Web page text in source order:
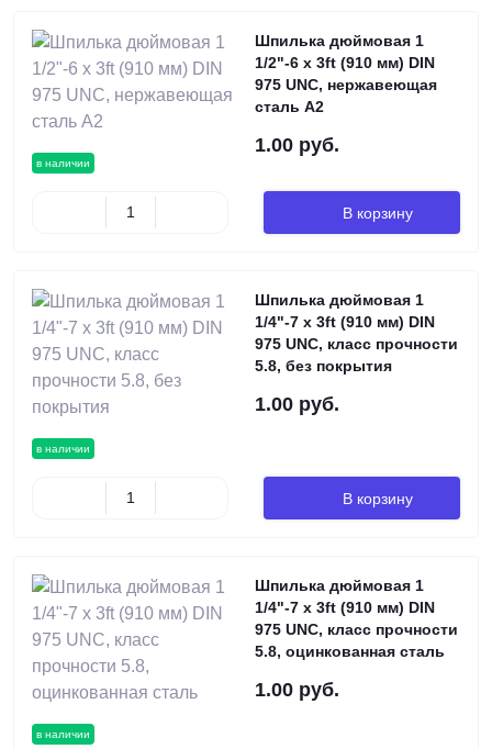
в наличии
Шпилька дюймовая 1
1/2"-6 х 3ft (910 мм) DIN
975 UNC, нержавеющая
сталь А2
1.00 руб.
В корзину
в наличии
Шпилька дюймовая 1
1/4"-7 х 3ft (910 мм) DIN
975 UNC, класс прочности
5.8, без покрытия
1.00 руб.
В корзину
в наличии
Шпилька дюймовая 1
1/4"-7 х 3ft (910 мм) DIN
975 UNC, класс прочности
5.8, оцинкованная сталь
1.00 руб.